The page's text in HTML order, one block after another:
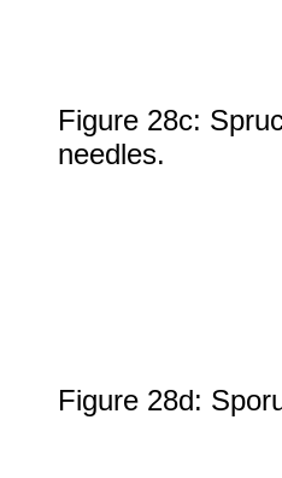
Figure 28c:
needles.
Figure 28d: